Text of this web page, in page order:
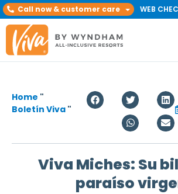
Call now & customer care WEB
Home "
Boletín Viva "
Viva Miches: Su
paraíso